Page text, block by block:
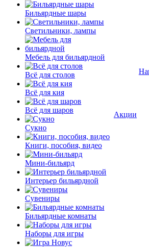
Бильярдные шары
Светильники, лампы
Мебель для бильярдной
Всё для столов
Всё для кия
Всё для шаров
Сукно
Книги, пособия, видео
Мини-бильярд
Интерьер бильярдной
Сувениры
Бильярдные комнаты
Наборы для игры
Акции